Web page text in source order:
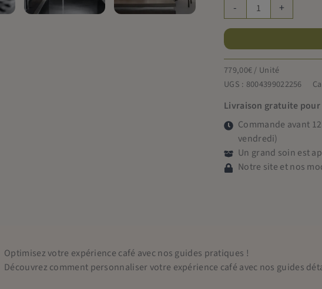
-
quantité
de
De'Longhi
Magnifica
EVO
FEB
2981.TB
+
779,00€/ Unité
UGS : 8004399022256
Livraison gratuite pour
Commande avant
vendredi)
Un grand soin est
Notre site et nos
Optimisez votre expérience café avec nos guides pratiques !
Découvrez comment personnaliser votre expérience café avec nos guides